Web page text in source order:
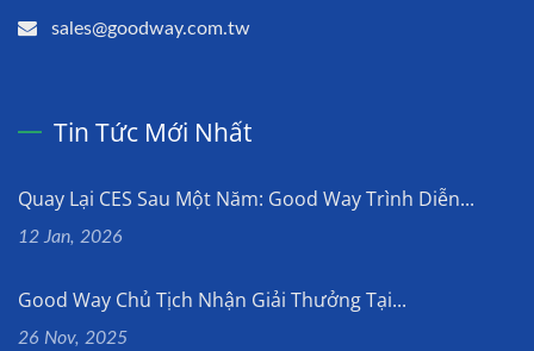
sales@goodway.com.tw
Tin Tức Mới Nhất
Quay Lại CES Sau Một Năm: Good Way Trình Diễn...
12 Jan, 2026
Good Way Chủ Tịch Nhận Giải Thưởng Tại...
26 Nov, 2025